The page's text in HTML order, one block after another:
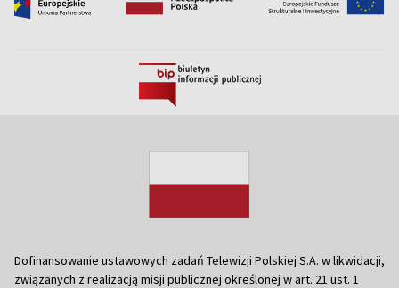
Dofinansowanie ustawowych zadań Telewizji Polskiej S.A. w likwidacji,
związanych z realizacją misji publicznej określonej w art. 21 ust. 1